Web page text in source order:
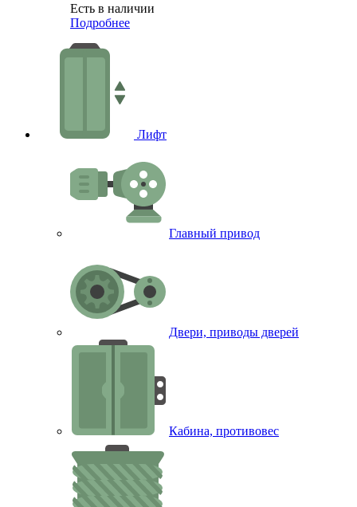
Есть в наличии
Подробнее
Лифт
Главный привод
Двери, приводы дверей
Кабина, противовес